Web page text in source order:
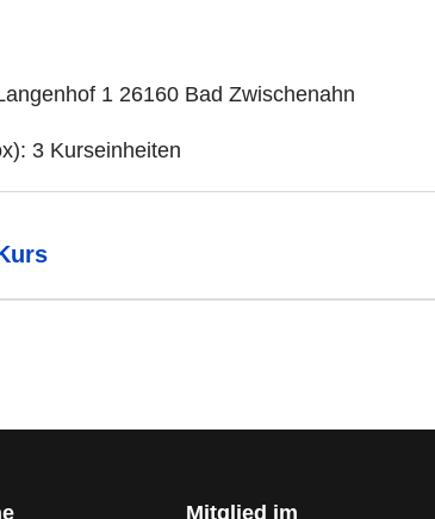
1 26160 Bad Zwischenahn
3 Kurseinheiten
Mitglied im